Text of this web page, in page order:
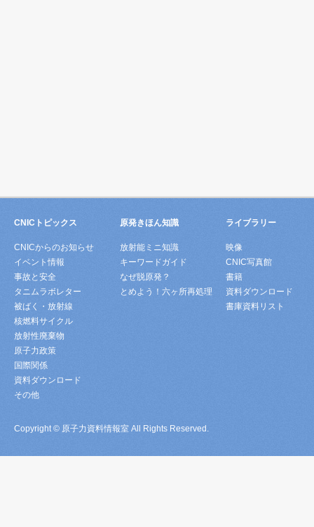
CNICトピックス
CNICからのお知らせ
イベント情報
事故と安全
タニムラボレター
被ばく・放射線
核燃料サイクル
放射性廃棄物
原子力政策
国際関係
資料ダウンロード
その他
原発きほん知識
放射能ミニ知識
キーワードガイド
なぜ脱原発？
とめよう！六ヶ所再処理
ライブラリー
映像
CNIC写真館
書籍
資料ダウンロード
書庫資料リスト
Copyright © 原子力資料情報室 All Rights Reserved.